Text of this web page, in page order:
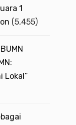
1
(5,455)
Lokal”